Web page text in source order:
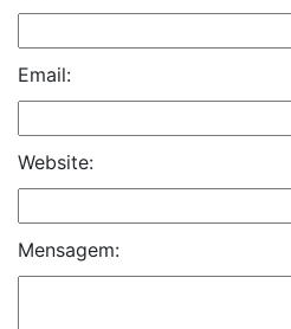
Email:
Website:
Mensagem: